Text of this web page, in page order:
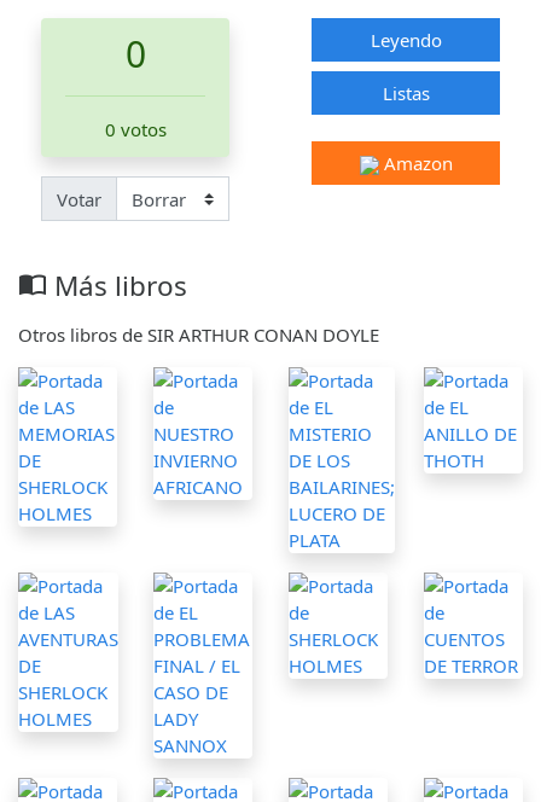
0
0 votos
Votar
Leyendo
Listas
Amazon
import_contacts Más libros
Otros libros de SIR ARTHUR CONAN DOYLE